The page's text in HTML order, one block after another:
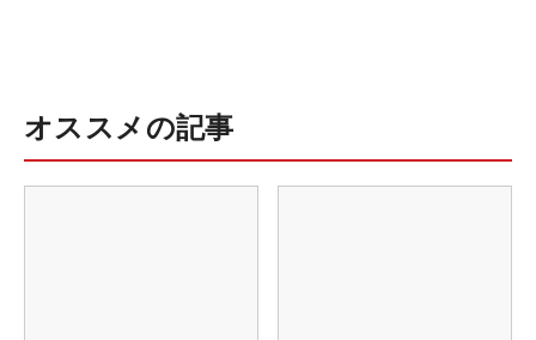
オススメの記事